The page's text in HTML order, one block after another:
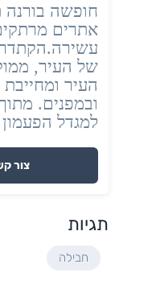
חופשה בורנה
אתרים
עשירה.
של העיר,
העיר
ובמפנים.
למגדל
צור
תגיות
חבילה